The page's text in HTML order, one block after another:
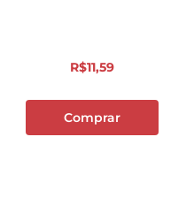
R$11,59
Comprar